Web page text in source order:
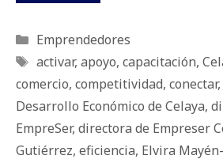
Categorías
Emprendedores
Etiquetas
activar, apoyo, capacitación,
comercio, competitividad, conectar,
Desarrollo Económico de Celaya,
EmpreSer, directora de Empreser
Gutiérrez, eficiencia, Elvira